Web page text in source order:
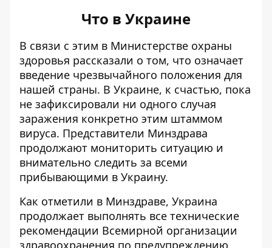
Что в Украине
В связи с этим в Министерстве охраны
здоровья рассказали о том, что означает
введение чрезвычайного положения для
нашей страны. В Украине, к счастью, пока
не зафиксировали ни одного случая
заражения конкретно этим штаммом
вируса. Представители Минздрава
продолжают мониторить ситуацию и
внимательно следить за всеми
прибывающими в Украину.
Как отметили в Минздраве, Украина
продолжает выполнять все технические
рекомендации Всемирной организации
здравоохранения по предупреждению